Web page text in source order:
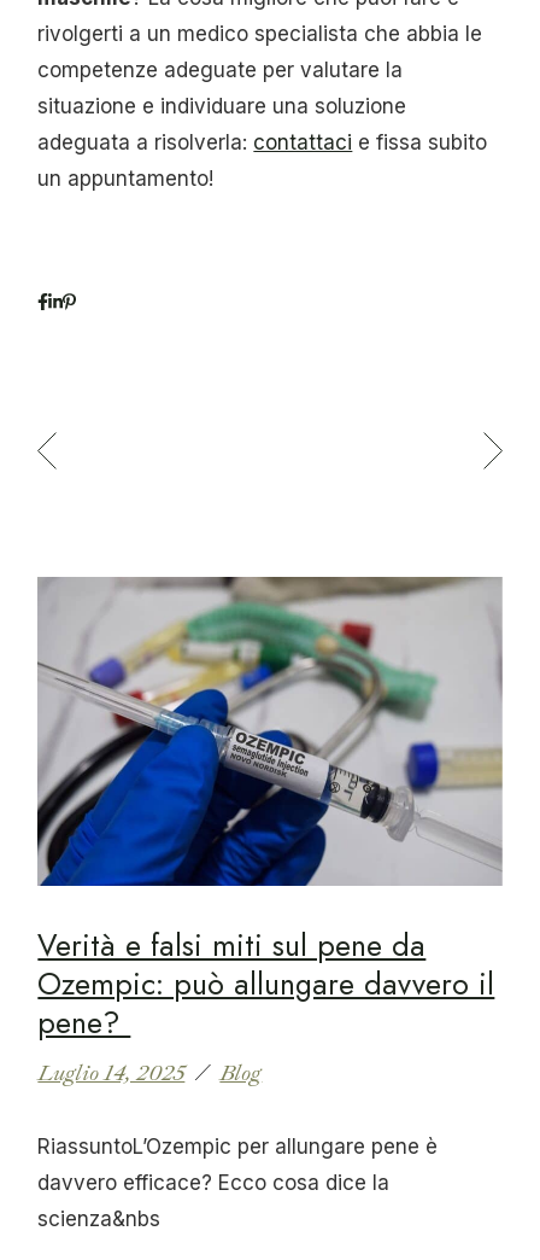
rivolgerti a un medico specialista che abbia le
competenze adeguate per valutare la
situazione e individuare una soluzione
adeguata a risolverla: contattaci e fissa subito
un appuntamento!
Verità e falsi miti sul pene da
Ozempic: può allungare davvero il
pene?
Luglio 14, 2025 Blog
RiassuntoL’Ozempic per allungare pene è
davvero efficace? Ecco cosa dice la
scienza&nbs